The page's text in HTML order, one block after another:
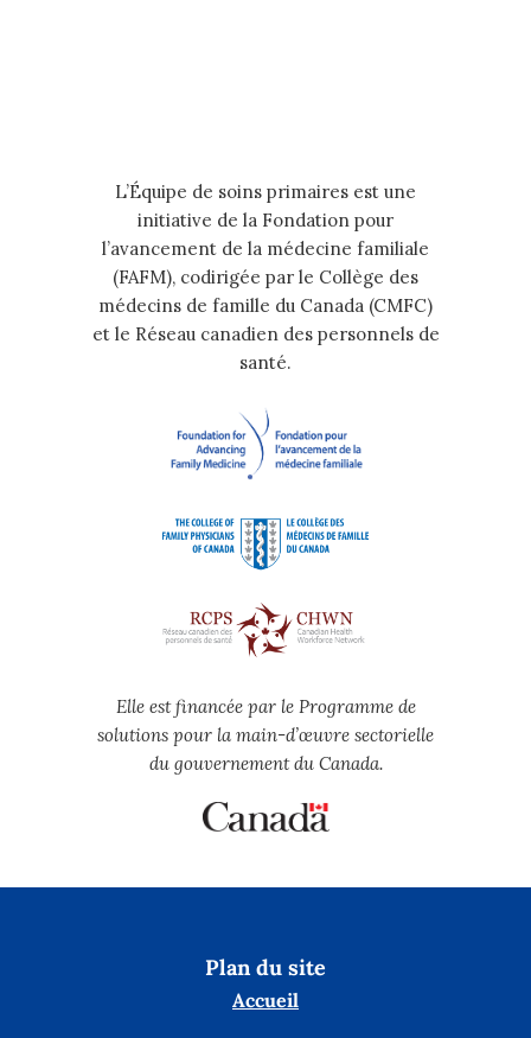
L’Équipe de soins primaires est une
initiative de la Fondation pour
l’avancement de la médecine familiale
(FAFM), codirigée par le Collège des
médecins de famille du Canada (CMFC)
et le Réseau canadien des personnels de
santé.
Elle est financée par le Programme de
solutions pour la main-d’œuvre sectorielle
du gouvernement du Canada.
Plan du site
Accueil